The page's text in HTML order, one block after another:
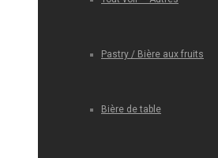
Pastry / Bière aux fruits
Bière de table